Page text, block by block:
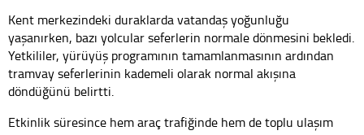
Kent merkezindeki duraklarda vatandaş yoğunluğu
yaşanırken, bazı yolcular seferlerin normale dönmesini bekledi.
Yetkililer, yürüyüş programının tamamlanmasının ardından
tramvay seferlerinin kademeli olarak normal akışına
döndüğünü belirtti.
Etkinlik süresince hem araç trafiğinde hem de toplu ulaşım